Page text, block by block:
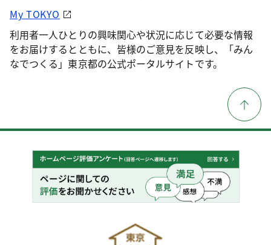
My TOKYO
利用者一人ひとりの興味関心や状況に応じて必要な情報
をお届けするとともに、皆様のご意見を反映し、「みん
なでつくる」東京都の公式ポータルサイトです。